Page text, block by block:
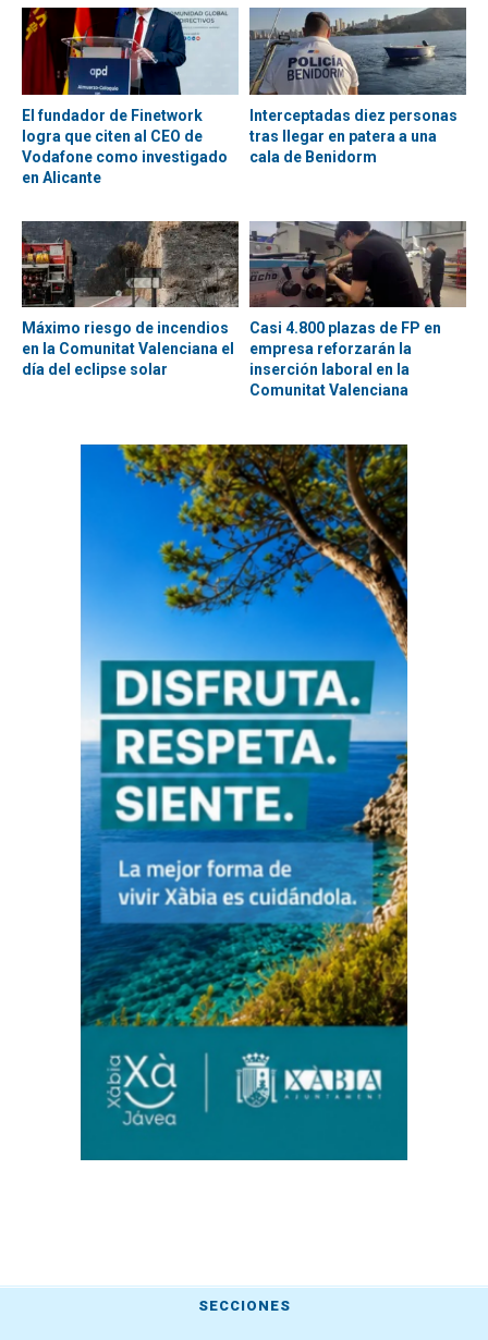
El fundador de Finetwork
logra que citen al CEO de
Vodafone como investigado
en Alicante
Interceptadas diez personas
tras llegar en patera a una
cala de Benidorm
Máximo riesgo de incendios
en la Comunitat Valenciana el
día del eclipse solar
Casi 4.800 plazas de FP en
empresa reforzarán la
inserción laboral en la
Comunitat Valenciana
SECCIONES